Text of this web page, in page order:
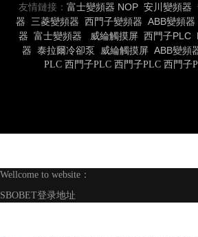
友情鏈接： 富士變頻器 NOP 安川變頻器
器 三菱變頻器 西門子變頻器 ABB變頻器
器 富士變頻器 威綸觸摸屏 西門子PLC
器 泰拉爾冷卻泵 威綸觸摸屏 ABB變頻
PLC 西門子PLC 西門子PLC 西門子
Wellcome to website：
SBOBET登录地址